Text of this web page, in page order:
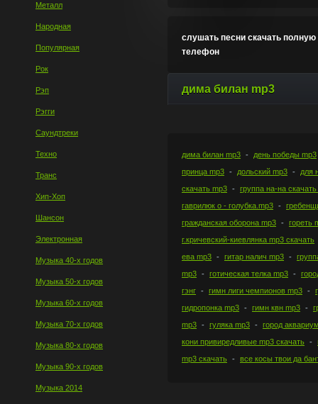
Металл
Народная
Популярная
Рок
Рэп
Рэгги
Саундтреки
Техно
Транс
Хип-Хоп
Шансон
Электронная
Музыка 40-х годов
Музыка 50-х годов
Музыка 60-х годов
Музыка 70-х годов
Музыка 80-х годов
Музыка 90-х годов
Музыка 2014
слушать песни скачать
телефон
дима билан mp3
дима билан mp3
день победы mp3
принца mp3
дольский mp3
для
скачать mp3
группа на-на
гаврилюк о - голубка.mp3
гражданская оборона mp3
гореть
г.кричевский-киевлянка mp3 скачать
ева mp3
гитар налич mp3
mp3
готическая телка mp3
гэнг
гимн лиги чемпионов mp3
гидропонка mp3
гимн квн mp3
mp3
гуляка mp3
город
кони привиредливые mp3 скачать
mp3 скачать
все косы твои да